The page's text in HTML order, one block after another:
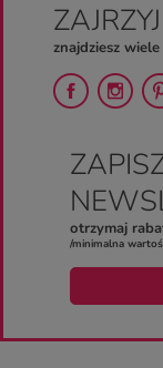
znajdziesz
otrzymaj
/minimalna